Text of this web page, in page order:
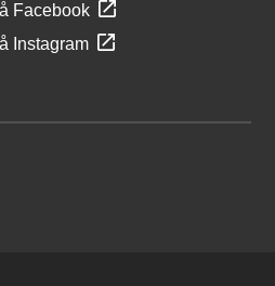
Facebook
Instagram